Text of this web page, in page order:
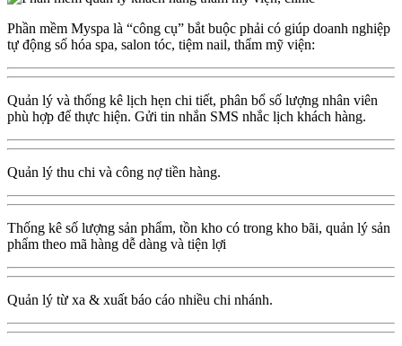
Phần mềm Myspa là “công cụ” bắt buộc phải có giúp doanh nghiệp
tự động số hóa spa, salon tóc, tiệm nail, thẩm mỹ viện:
Quản lý và thống kê lịch hẹn chi tiết, phân bổ số lượng nhân viên
phù hợp để thực hiện. Gửi tin nhắn SMS nhắc lịch khách hàng.
Quản lý thu chi và công nợ tiền hàng.
Thống kê số lượng sản phẩm, tồn kho có trong kho bãi, quản lý sản
phẩm theo mã hàng dễ dàng và tiện lợi
Quản lý từ xa & xuất báo cáo nhiều chi nhánh.